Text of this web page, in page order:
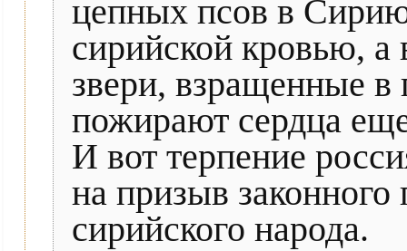
цепных псов в
сирийской кровью, а
звери, взращенные в
пожирают сердца
И вот терпение
на призыв законного
сирийского народа.